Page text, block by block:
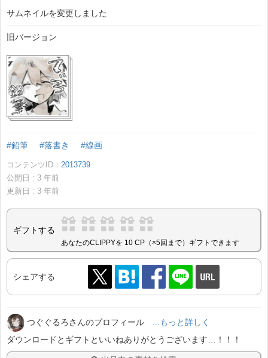
サムネイルを変更しました
旧バージョン
#鉛筆 #落書き #線画
コンテンツID： 2013739
公開日 : 3 年前
更新日 : 3 年前
ギフトする
あなたのCLIPPYを 10 CP（×5回まで）ギフトできます
シェアする
つぐぐるろさんのプロフィール
...もっと詳しく
ダウンロードとギフトといいねありがとうございます…！！！